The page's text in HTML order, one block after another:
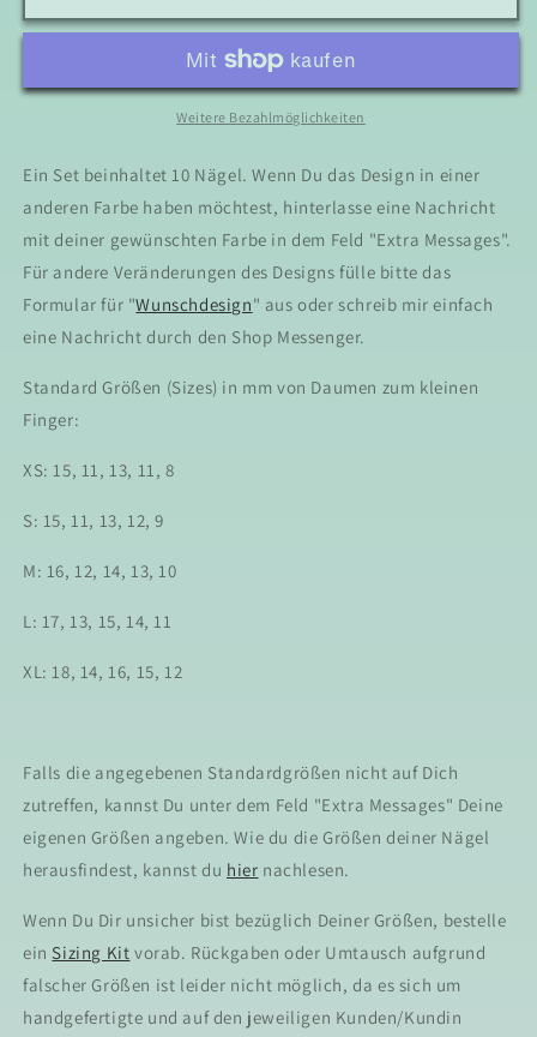
Wedding
Vibe
-
Nails
Wedding
Vibe
Lace
-
Press
Nails
Weitere Bezahlmöglichkeiten
Ein Set beinhaltet 10 Nägel. Wenn Du das Design in einer
anderen Farbe haben möchtest, hinterlasse eine Nachricht
mit deiner gewünschten Farbe in dem Feld "Extra Messages".
Für andere Veränderungen des Designs fülle bitte das
Formular für "Wunschdesign" aus oder schreib mir einfach
eine Nachricht durch den Shop Messenger.
Standard Größen (Sizes) in mm von Daumen zum kleinen
Finger:
XS: 15, 11, 13, 11, 8
S: 15, 11, 13, 12, 9
M: 16, 12, 14, 13, 10
L: 17, 13, 15, 14, 11
XL: 18, 14, 16, 15, 12
Falls die angegebenen Standardgrößen nicht auf Dich
zutreffen, kannst Du unter dem Feld "Extra Messages" Deine
eigenen Größen angeben. Wie du die Größen deiner Nägel
herausfindest, kannst du hier nachlesen.
Wenn Du Dir unsicher bist bezüglich Deiner Größen, bestelle
ein Sizing Kit vorab. Rückgaben oder Umtausch aufgrund
falscher Größen ist leider nicht möglich, da es sich um
handgefertigte und auf den jeweiligen Kunden/Kundin